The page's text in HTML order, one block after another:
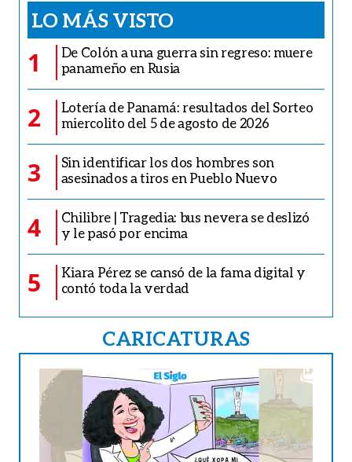
LO MÁS VISTO
1
De Colón a una guerra sin regreso: muere
panameño en Rusia
2
Lotería de Panamá: resultados del Sorteo
miercolito del 5 de agosto de 2026
3
Sin identificar los dos hombres son
asesinados a tiros en Pueblo Nuevo
4
Chilibre | Tragedia: bus nevera se deslizó
y le pasó por encima
5
Kiara Pérez se cansó de la fama digital y
contó toda la verdad
CARICATURAS